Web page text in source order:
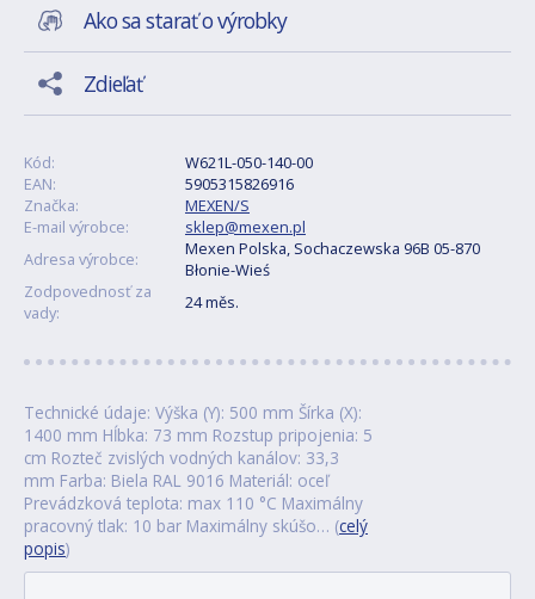
Ako sa starať o výrobky
Zdieľať
Kód:
W621L-050-140-00
EAN:
5905315826916
Značka:
MEXEN/S
E-mail výrobce:
sklep@mexen.pl
Adresa výrobce:
Mexen Polska, Sochaczewska 96B 05-870
Błonie-Wieś
Zodpovednosť za
vady:
24 měs.
Technické údaje: Výška (Y): 500 mm Šírka (X):
1400 mm Hĺbka: 73 mm Rozstup pripojenia: 5
cm Rozteč zvislých vodných kanálov: 33,3
mm Farba: Biela RAL 9016 Materiál: oceľ
Prevádzková teplota: max 110 °C Maximálny
pracovný tlak: 10 bar Maximálny skúšo… (celý
popis)